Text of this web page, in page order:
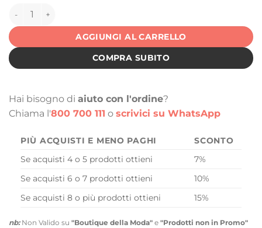
113,96 €.
151281 quantità
AGGIUNGI AL CARRELLO
COMPRA SUBITO
Hai bisogno di aiuto con l'ordine?
Chiama l'800 700 111 o scrivici su WhatsApp
PIÙ ACQUISTI E MENO PAGHI
SCONTO
Se acquisti 4 o 5 prodotti ottieni
7%
Se acquisti 6 o 7 prodotti ottieni
10%
Se acquisti 8 o più prodotti ottieni
15%
nb:Non Valido su "Boutique della Moda" e "Prodotti non in Promo"